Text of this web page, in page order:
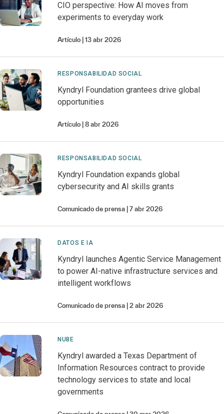
CIO perspective: How AI moves from
experiments to everyday work
Artículo 13 abr 2026
RESPONSABILIDAD SOCIAL
Kyndryl Foundation grantees drive global
opportunities
Artículo 8 abr 2026
RESPONSABILIDAD SOCIAL
Kyndryl Foundation expands global
cybersecurity and AI skills grants
Comunicado de prensa 7 abr 2026
DATOS E IA
Kyndryl launches Agentic Service Management
to power AI-native infrastructure services and
intelligent workflows
Comunicado de prensa 2 abr 2026
NUBE
Kyndryl awarded a Texas Department of
Information Resources contract to provide
technology services to state and local
governments